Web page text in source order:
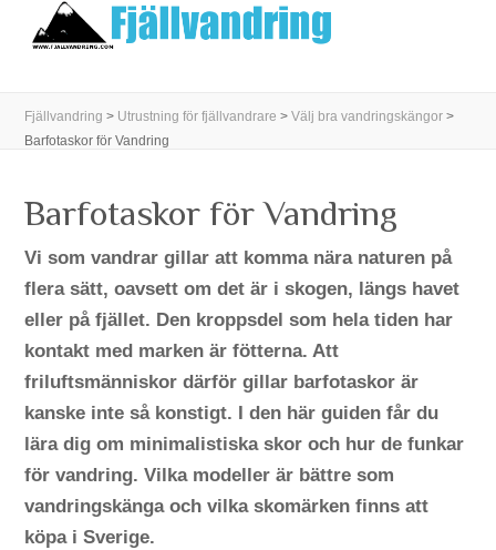
Fjällvandring > Utrustning för fjällvandrare >Välj bra vandringskängor >
Barfotaskor för Vandring
Barfotaskor för Vandring
Vi som vandrar gillar att komma nära naturen på
flera sätt, oavsett om det är i skogen, längs havet
eller på fjället. Den kroppsdel som hela tiden har
kontakt med marken är fötterna. Att
friluftsmänniskor därför gillar barfotaskor är
kanske inte så konstigt. I den här guiden får du
lära dig om minimalistiska skor och hur de funkar
för vandring. Vilka modeller är bättre som
vandringskänga och vilka skomärken finns att
köpa i Sverige.